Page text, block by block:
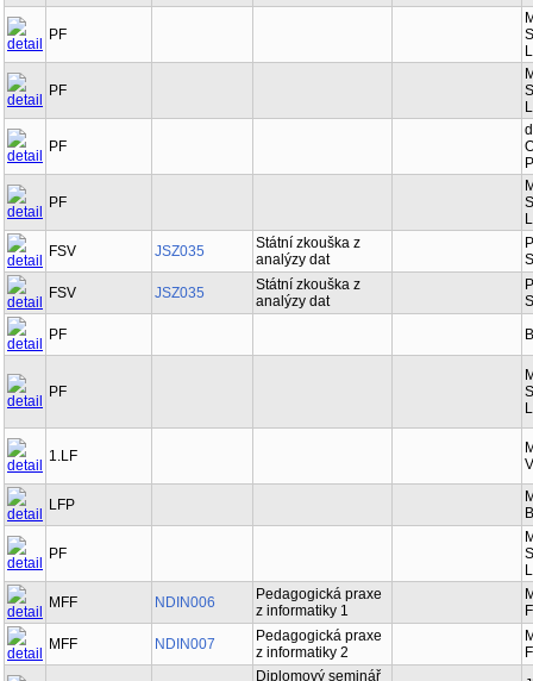
PF
PF
PF
PF
FSV
JSZ035
Státní zkouška z
analýzy dat
FSV
JSZ035
Státní zkouška z
analýzy dat
PF
PF
1.LF
LFP
PF
MFF
NDIN006
Pedagogická praxe
z informatiky 1
MFF
NDIN007
Pedagogická praxe
z informatiky 2